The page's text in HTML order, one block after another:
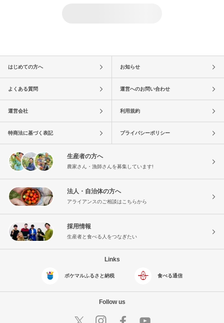
はじめての方へ お知らせ
よくある質問 運営へのお問い合わせ
運営会社 利用規約
特商法に基づく表記 プライバシーポリシー
生産者の方へ
農家さん・漁師さんを募集しています!
法人・自治体の方へ
アライアンスのご相談はこちらから
採用情報
生産者と食べる人をつなぎたい
Links
ポケマルふるさと納税 食べる通信
Follow us